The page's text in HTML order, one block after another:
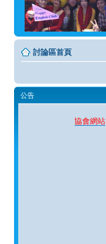
討論區首頁
公告
協會網站